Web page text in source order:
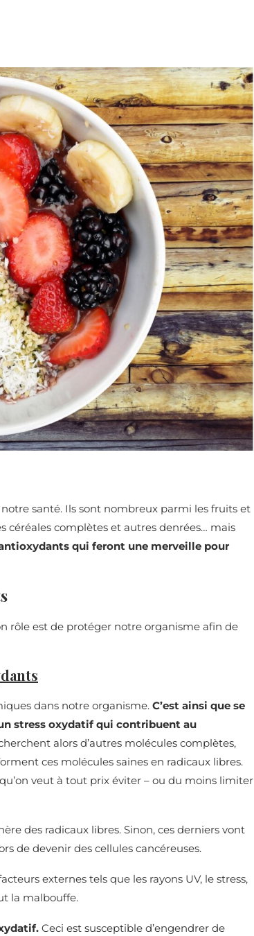
santé. Ils sont nombreux parmi les fruits et
céréales complètes et autres denrées… mais
qui feront une merveille pour
rôle est de protéger notre organisme afin de
dans notre organisme. C’est ainsi que se
stress oxydatif qui contribuent au
alors d’autres molécules complètes,
ces molécules saines en radicaux libres.
veut à tout prix éviter – ou du moins limiter
des radicaux libres. Sinon, ces derniers vont
de devenir des cellules cancéreuses.
externes tels que les rayons UV, le stress,
la malbouffe.
Ceci est susceptible d’engendrer de